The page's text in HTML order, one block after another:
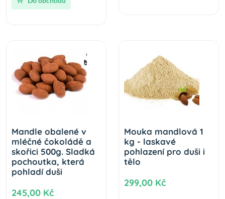
Mandle obalené v
mléčné čokoládě a
skořici 500g. Sladká
pochoutka, která
pohladí duši
245,00 Kč
Mouka mandlová 1
kg - laskavé
pohlazení pro duši i
tělo
299,00 Kč